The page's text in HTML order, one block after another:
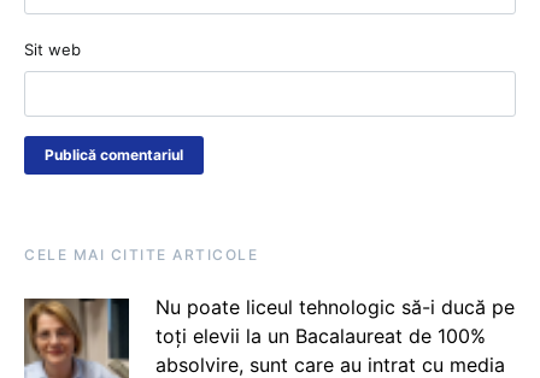
Sit web
CELE MAI CITITE ARTICOLE
Nu poate liceul tehnologic să-i ducă pe
toți elevii la un Bacalaureat de 100%
absolvire, sunt care au intrat cu media